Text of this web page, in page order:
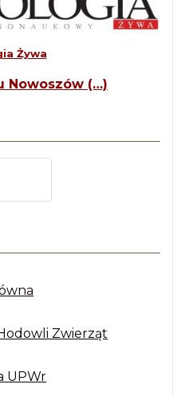
Żywa
Nowoszów (…)
Zwierząt
UPWr